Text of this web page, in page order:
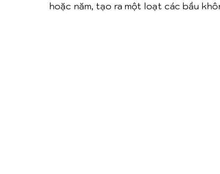
hoặc năm, tạo ra một loạt các bầu